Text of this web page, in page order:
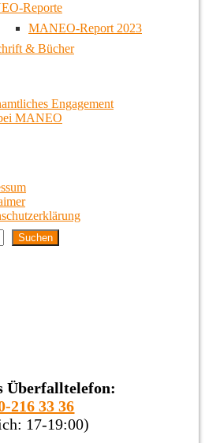
Reporte
MANEO-Report 2023
& Bücher
Engagement
MANEO
Suchen
Überfalltelefon:
216 33 36
17-19:00)